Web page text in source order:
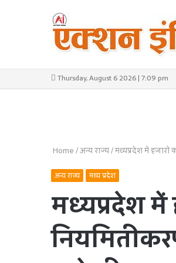
Thursday, August 6 2026 | 7:09 pm
Home/अन्य राज्य/मध्यप्रदेश में हजारों
अन्य राज्य मध्य प्रदेश
मध्यप्रदेश में